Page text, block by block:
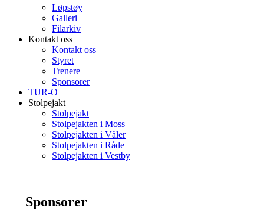
Løpstøy
Galleri
Filarkiv
Kontakt oss
Kontakt oss
Styret
Trenere
Sponsorer
TUR-O
Stolpejakt
Stolpejakt
Stolpejakten i Moss
Stolpejakten i Våler
Stolpejakten i Råde
Stolpejakten i Vestby
Sponsorer